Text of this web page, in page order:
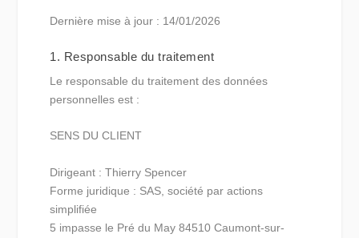
Dernière mise à jour : 14/01/2026
1. Responsable du traitement
Le responsable du traitement des données
personnelles est :
SENS DU CLIENT
Dirigeant : Thierry Spencer
Forme juridique : SAS, société par actions
simplifiée
5 impasse le Pré du May 84510 Caumont-sur-